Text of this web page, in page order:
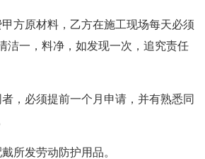
方原材料，乙方在施工现场每天必须
洁一，料净，如发现一次，追究责任
，必须提前一个月申请，并有熟悉同
所发劳动防护用品。